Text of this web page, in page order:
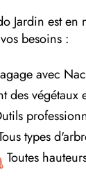
Jardin est en
vos besoins :
avec
des végétaux
types
Toutes